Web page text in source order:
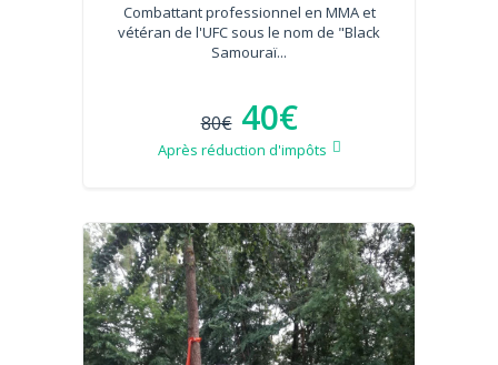
Combattant professionnel en MMA et
vétéran de l'UFC sous le nom de "Black
Samouraï...
80€ 40€
Après réduction d'impôts